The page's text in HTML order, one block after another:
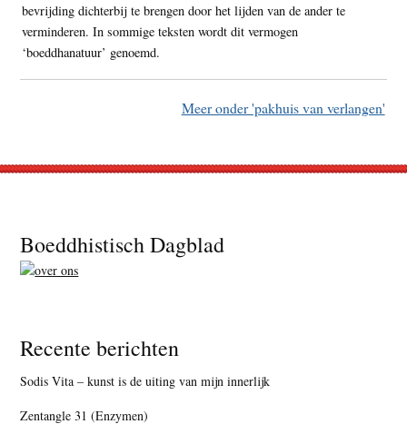
bevrijding dichterbij te brengen door het lijden van de ander te
verminderen. In sommige teksten wordt dit vermogen
‘boeddhanatuur’ genoemd.
Meer onder 'pakhuis van verlangen'
Footer
Boeddhistisch Dagblad
Recente berichten
Sodis Vita – kunst is de uiting van mijn innerlijk
Zentangle 31 (Enzymen)